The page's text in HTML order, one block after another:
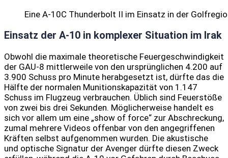
Eine A-10C Thunderbolt II im Einsatz in der
Einsatz der A-10 in komplexer Situation im Irak
Obwohl die maximale theoretische Feuergeschwindigkeit
der GAU-8 mittlerweile von den ursprünglichen 4.200 auf
3.900 Schuss pro Minute herabgesetzt ist, dürfte das die
Hälfte der normalen Munitionskapazität von 1.147
Schuss im Flugzeug verbrauchen. Üblich sind Feuerstöße
von zwei bis drei Sekunden. Möglicherweise handelt es
sich vor allem um eine „show of force“ zur Abschreckung,
zumal mehrere Videos offenbar von den angegriffenen
Kräften selbst aufgenommen wurden. Die akustische
und optische Signatur der Avenger dürfte diesen Zweck